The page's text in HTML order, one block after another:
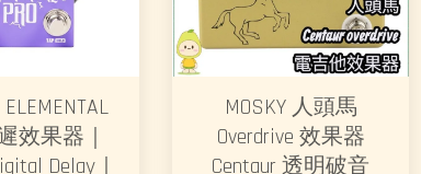
效果器｜
Delay｜
MOSKY 人頭馬
Overdrive 效果器
Centaur 透明破音